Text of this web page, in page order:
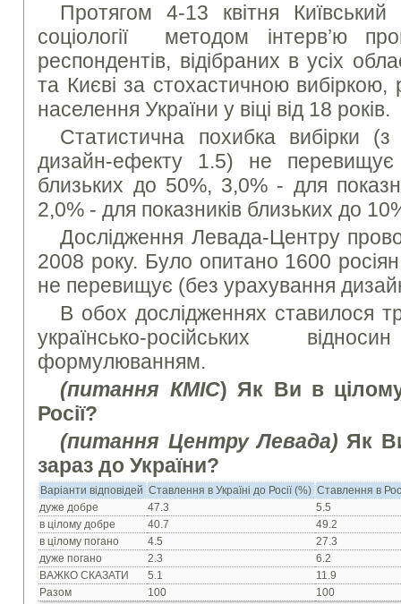
Протягом 4-13 квітня Київський
соціології методом інтерв’ю
респондентів, відібраних в усіх
та Києві за стохастичною
населення України у віці від 18 років.
Статистична похибка вибірки (з
дизайн-ефекту 1.5) не перевищує
близьких до 50%, 3,0% - для
2,0% - для показників близьких до
Дослідження Левада-Центру
2008 року. Було опитано 1600
не перевищує (без урахування
В обох дослідженнях ставилося
українсько-російських
формулюванням.
(питання КМІС) Як Ви в
Росії?
(питання Центру Левада) Як
зараз до України?
Варіанти відповідей Ставлення в Україні до Росії (%) Ставлення в
дуже добре
47.3
5.5
в цілому добре
40.7
49.2
в цілому погано
4.5
27.3
дуже погано
2.3
6.2
ВАЖКО СКАЗАТИ
5.1
11.9
Разом
100 100